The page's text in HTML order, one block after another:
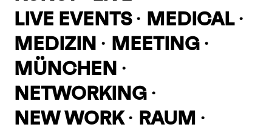
LIVE EVENTS
MEDICAL
MEDIZIN
MEETING
MÜNCHEN
NETWORKING
NEW WORK
RAUM